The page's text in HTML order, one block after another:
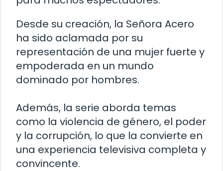
Desde su creación, la Señora Acero
ha sido aclamada por su
representación de una mujer fuerte y
empoderada en un mundo
dominado por hombres.
Además, la serie aborda temas
como la violencia de género, el poder
y la corrupción, lo que la convierte en
una experiencia televisiva completa y
convincente.